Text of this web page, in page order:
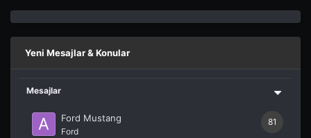
Yeni Mesajlar & Konular
Mesajlar
81
Ford Mustang
Ford